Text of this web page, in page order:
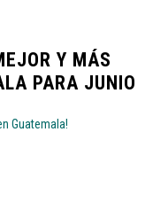
Y MÁS
PARA JUNIO